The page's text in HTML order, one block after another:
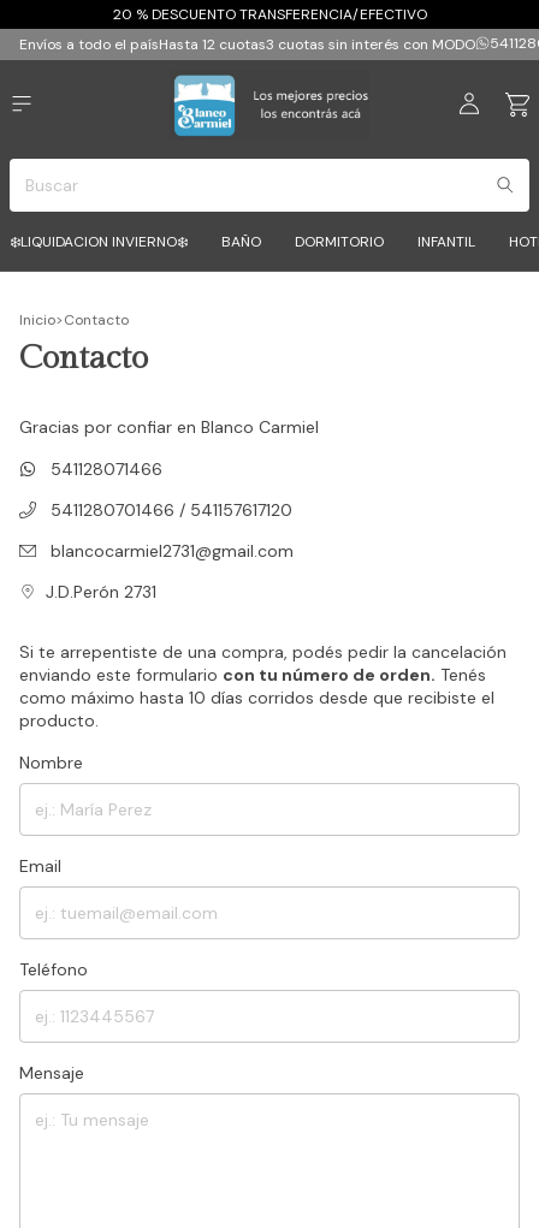
20 % DESCUENTO TRANSFERENCIA/EFECTIVO
Envíos a todo el paísHasta 12 cuotas3 cuotas sin interés con MODO
❄️LIQUIDACION INVIERNO❄️ BAÑO DORMITORIO INFANTIL
Inicio>Contacto
Contacto
Gracias por confiar en Blanco Carmiel
541128071466
5411280701466 / 541157617120
blancocarmiel2731@gmail.com
J.D.Perón 2731
Si te arrepentiste de una compra, podés pedir la cancelación
enviando este formulario con tu número de orden. Tenés
como máximo hasta 10 días corridos desde que recibiste el
producto.
Nombre
Email
Teléfono
Mensaje